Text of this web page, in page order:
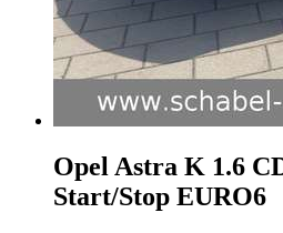
Opel Astra K 1.6
Start/Stop EURO6